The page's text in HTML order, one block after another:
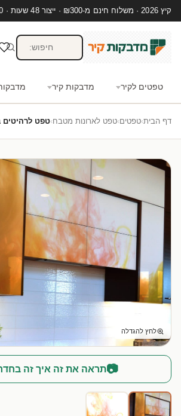
קיץ 2026 · משלוח חינם מ-₪300 · ייצור 48 שעות · 15,000+ לקוחות מרוצים
טפטים לקיר מדבקות קיר
דף הבית›טפטים›טפט לארונות מטבח›טפט לרהיטים
לחץ להגדלה
📷תראה את זה איך זה